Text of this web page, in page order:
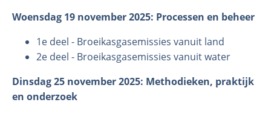
Woensdag 19 november 2025: Processen en beheer
1e deel - Broeikasgasemissies vanuit land
2e deel - Broeikasgasemissies vanuit water
Dinsdag 25 november 2025: Methodieken, praktijk
en onderzoek